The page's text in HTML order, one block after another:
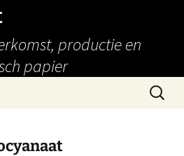
productie en
papier
Zoeken
naar: